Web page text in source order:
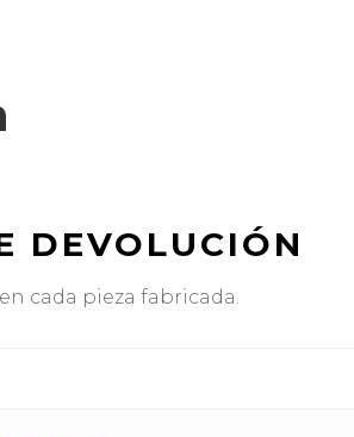
DEVOLUCIÓN
cada pieza fabricada.